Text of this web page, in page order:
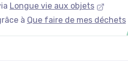
Longue vie aux objets
à Que faire de mes déchets